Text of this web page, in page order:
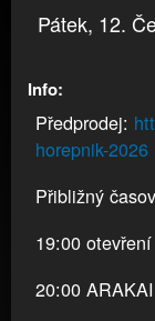
Pátek, 12.
Info:
Předprodej:
horepnik-2026
Přibližný
19:00
20:00